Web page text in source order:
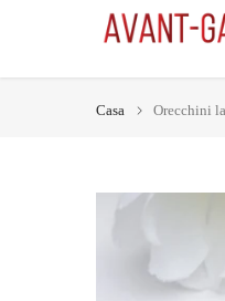
contenuto
Casa Orecchini